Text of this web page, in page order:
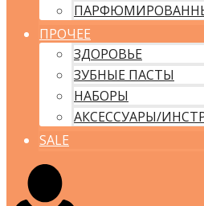
ПРОЧЕЕ
ЗДОРОВЬЕ
ЗУБНЫЕ ПАСТЫ
НАБОРЫ
АКСЕССУАРЫ/
SALE